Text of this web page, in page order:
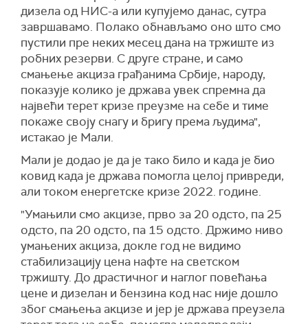
дизела од НИС-а или купујемо данас, сутра
завршавамо. Полако обнављамо оно што смо
пустили пре неких месец дана на тржиште из
робних резерви. С друге стране, и само
смањење акциза грађанима Србије, народу,
показује колико је држава увек спремна да
највећи терет кризе преузме на себе и тиме
покаже своју снагу и бригу према људима",
истакао је Мали.
Мали је додао је да је тако било и када је био
ковид када је држава помогла целој привреди,
али током енергетске кризе 2022. године.
"Умањили смо акцизе, прво за 20 одсто, па 25
одсто, па 20 одсто, па 15 одсто. Држимо ниво
умањених акциза, докле год не видимо
стабилизацију цена нафте на светском
тржишту. До драстичног и наглог повећања
цене и дизелан и бензина код нас није дошло
због смањења акцизе и јер је држава преузела